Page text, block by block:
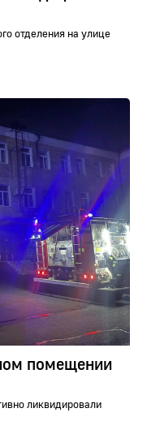
отделения на улице
помещении
ликвидировали